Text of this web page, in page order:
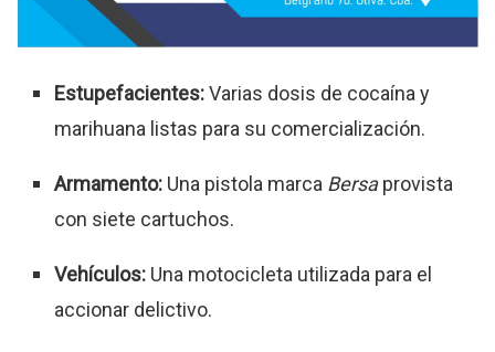
Estupefacientes:Varias dosis de cocaína y
marihuana listas para su comercialización.
Armamento: Una pistola marca Bersaprovista
con siete cartuchos.
Vehículos: Una motocicleta utilizada para el
accionar delictivo.